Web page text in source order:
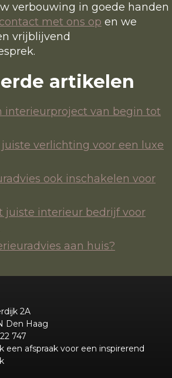
verbouwing in goede handen
met ons op en we
vrijblijvend
artikelen
interieurproject van begin tot
juiste verlichting voor een luxe
ook inschakelen voor
juiste interieur bedrijf voor
aan huis?
2A
Den Haag
747
een afspraak voor een inspirerend